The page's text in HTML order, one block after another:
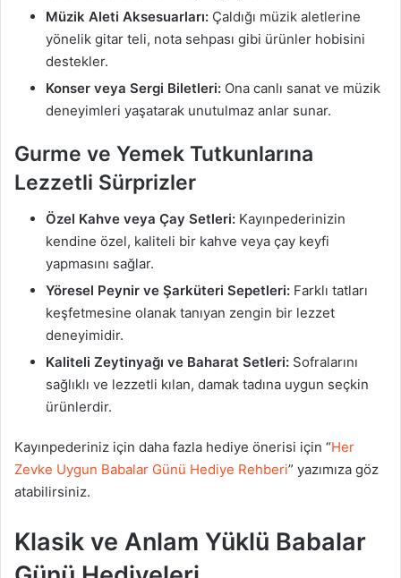
Müzik Aleti Aksesuarları: Çaldığı müzik aletlerine
yönelik gitar teli, nota sehpası gibi ürünler hobisini
destekler.
Konser veya Sergi Biletleri: Ona canlı sanat ve müzik
deneyimleri yaşatarak unutulmaz anlar sunar.
Gurme ve Yemek Tutkunlarına
Lezzetli Sürprizler
Özel Kahve veya Çay Setleri: Kayınpederinizin
kendine özel, kaliteli bir kahve veya çay keyfi
yapmasını sağlar.
Yöresel Peynir ve Şarküteri Sepetleri: Farklı tatları
keşfetmesine olanak tanıyan zengin bir lezzet
deneyimidir.
Kaliteli Zeytinyağı ve Baharat Setleri: Sofralarını
sağlıklı ve lezzetli kılan, damak tadına uygun seçkin
ürünlerdir.
Kayınpederiniz için daha fazla hediye önerisi için “Her
Zevke Uygun Babalar Günü Hediye Rehberi” yazımıza göz
atabilirsiniz.
Klasik ve Anlam Yüklü Babalar